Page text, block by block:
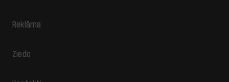
Reklāma
Ziedo